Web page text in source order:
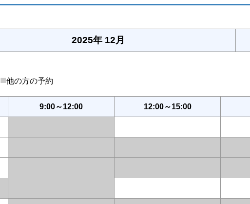
2025年 12月
■他の方の予約
9:00～12:00 12:00～15:00